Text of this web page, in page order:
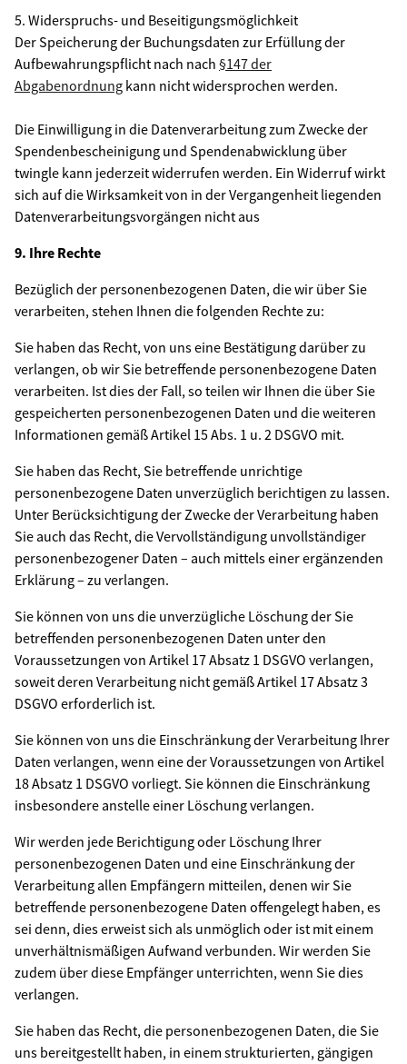
5. Widerspruchs- und Beseitigungsmöglichkeit
Der Speicherung der Buchungsdaten zur Erfüllung der
Aufbewahrungspflicht nach nach §147 der
Abgabenordnung kann nicht widersprochen werden.
Die Einwilligung in die Datenverarbeitung zum Zwecke der
Spendenbescheinigung und Spendenabwicklung über
twingle kann jederzeit widerrufen werden. Ein Widerruf wirkt
sich auf die Wirksamkeit von in der Vergangenheit liegenden
Datenverarbeitungsvorgängen nicht aus
9. Ihre Rechte
Bezüglich der personenbezogenen Daten, die wir über Sie
verarbeiten, stehen Ihnen die folgenden Rechte zu:
Sie haben das Recht, von uns eine Bestätigung darüber zu
verlangen, ob wir Sie betreffende personenbezogene Daten
verarbeiten. Ist dies der Fall, so teilen wir Ihnen die über Sie
gespeicherten personenbezogenen Daten und die weiteren
Informationen gemäß Artikel 15 Abs. 1 u. 2 DSGVO mit.
Sie haben das Recht, Sie betreffende unrichtige
personenbezogene Daten unverzüglich berichtigen zu lassen.
Unter Berücksichtigung der Zwecke der Verarbeitung haben
Sie auch das Recht, die Vervollständigung unvollständiger
personenbezogener Daten – auch mittels einer ergänzenden
Erklärung – zu verlangen.
Sie können von uns die unverzügliche Löschung der Sie
betreffenden personenbezogenen Daten unter den
Voraussetzungen von Artikel 17 Absatz 1 DSGVO verlangen,
soweit deren Verarbeitung nicht gemäß Artikel 17 Absatz 3
DSGVO erforderlich ist.
Sie können von uns die Einschränkung der Verarbeitung Ihrer
Daten verlangen, wenn eine der Voraussetzungen von Artikel
18 Absatz 1 DSGVO vorliegt. Sie können die Einschränkung
insbesondere anstelle einer Löschung verlangen.
Wir werden jede Berichtigung oder Löschung Ihrer
personenbezogenen Daten und eine Einschränkung der
Verarbeitung allen Empfängern mitteilen, denen wir Sie
betreffende personenbezogene Daten offengelegt haben, es
sei denn, dies erweist sich als unmöglich oder ist mit einem
unverhältnismäßigen Aufwand verbunden. Wir werden Sie
zudem über diese Empfänger unterrichten, wenn Sie dies
verlangen.
Sie haben das Recht, die personenbezogenen Daten, die Sie
uns bereitgestellt haben, in einem strukturierten, gängigen